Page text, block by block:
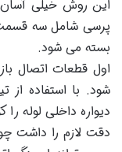
این روش خیلی آسان
پرسی شامل سه
بسته می شود.
اول قطعات اتصال
شود. با استفاده از
دیواره داخلی لوله
دقت لازم را داشت